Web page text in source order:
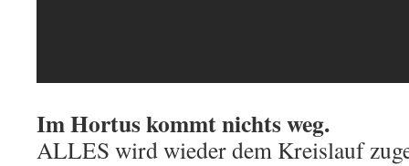
Im Hortus kommt nichts weg.
ALLES wird wieder dem Kreislauf